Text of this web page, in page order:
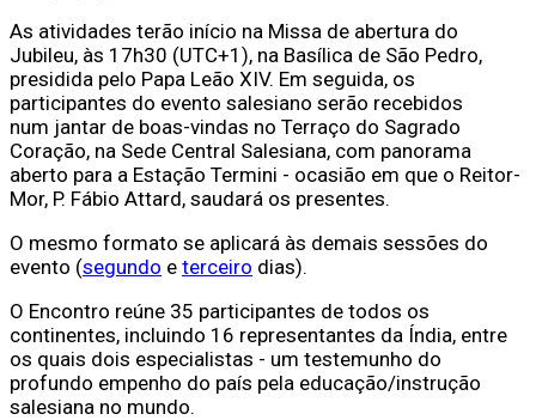
As atividades terão início na Missa de abertura do
Jubileu, às 17h30 (UTC+1), na Basílica de São Pedro,
presidida pelo Papa Leão XIV. Em seguida, os
participantes do evento salesiano serão recebidos
num jantar de boas-vindas no Terraço do Sagrado
Coração, na Sede Central Salesiana, com panorama
aberto para a Estação Termini - ocasião em que o Reitor-
Mor, P. Fábio Attard, saudará os presentes.
O mesmo formato se aplicará às demais sessões do
evento (segundo e terceiro dias).
O Encontro reúne 35 participantes de todos os
continentes, incluindo 16 representantes da Índia, entre
os quais dois especialistas - um testemunho do
profundo empenho do país pela educação/instrução
salesiana no mundo.